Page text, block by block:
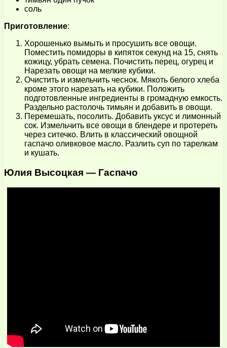
соль
Приготовление:
Хорошенько вымыть и просушить все овощи.
Поместить помидоры в кипяток секунд на 15, снять
кожицу, убрать семена. Почистить перец, огурец и
Нарезать овощи на мелкие кубики.
Очистить и измельчить чеснок. Мякоть белого хлеба
кроме этого нарезать на кубики. Положить
подготовленные ингредиенты в громадную емкость.
Раздельно растолочь тимьян и добавить в овощи.
Перемешать, посолить. Добавить уксус и лимонный
сок. Измельчить все овощи в блендере и протереть
через ситечко. Влить в классический овощной
гаспачо оливковое масло. Разлить суп по тарелкам
и кушать.
Юлия Высоцкая — Гаспачо